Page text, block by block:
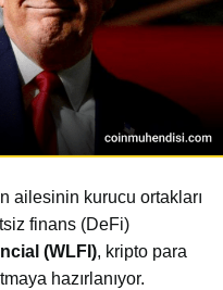
ailesinin kurucu ortakları
finans (DeFi)
(WLFI), kripto para
hazırlanıyor.